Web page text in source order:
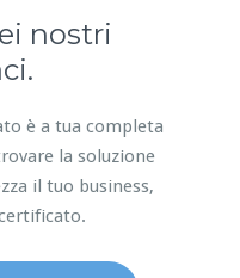
nostri
è a tua completa
la soluzione
il tuo business,